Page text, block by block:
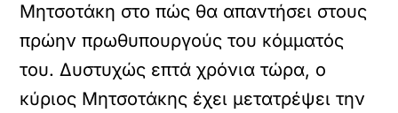
Μητσοτάκη στο πώς θα απαντήσει στους
πρώην πρωθυπουργούς του κόμματός
του. Δυστυχώς επτά χρόνια τώρα, ο
κύριος Μητσοτάκης έχει μετατρέψει την